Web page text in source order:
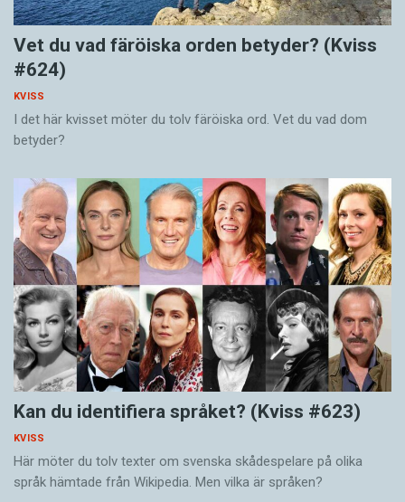
Vet du vad färöiska orden betyder? (Kviss
#624)
KVISS
I det här kvisset möter du tolv färöiska ord. Vet du vad dom
betyder?
Kan du identifiera språket? (Kviss #623)
KVISS
Här möter du tolv texter om svenska skådespelare på olika
språk hämtade från Wikipedia. Men vilka är språken?